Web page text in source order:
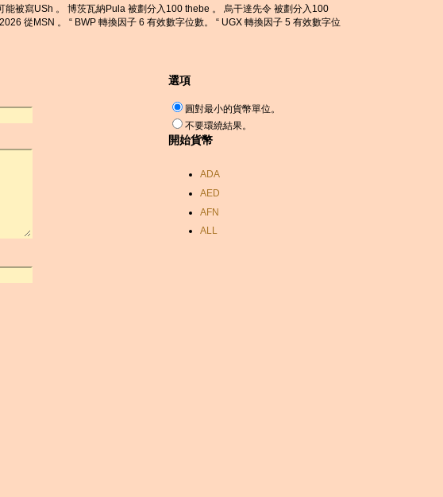
被寫USh 。 博茨瓦納Pula 被劃分入100 thebe 。 烏干達先令 被劃分入100
從MSN 。 “ BWP 轉換因子 6 有效數字位數。 “ UGX 轉換因子 5 有效數字位
選項
圓對最小的貨幣單位。
不要環繞結果。
開始貨幣
ADA
AED
AFN
ALL